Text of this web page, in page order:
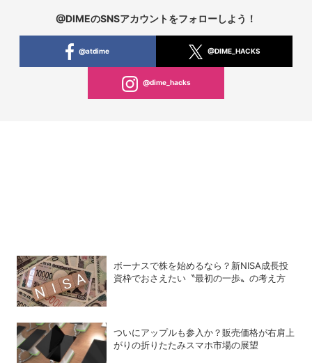
@DIMEのSNSアカウントをフォローしよう！
@atdime @DIME_HACKS
@dime_hacks
ボーナスで株を始めるなら？新NISA成長投
資枠でおさえたい〝最初の一歩〟の考え方
ついにアップルも参入か？販売価格が右肩上
がりの折りたたみスマホ市場の展望